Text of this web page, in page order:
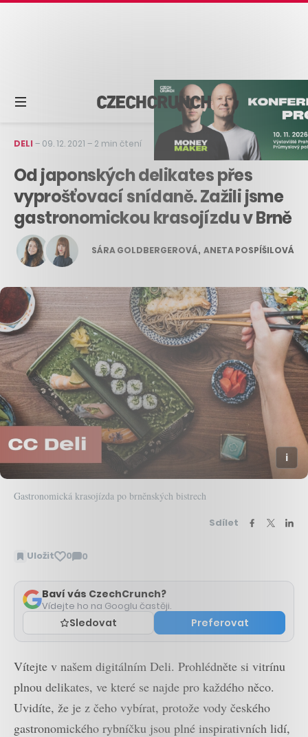
DELI – 09. 12. 2021 – 2 min čtení
Od japonských delikates přes
vyprošťovací snídaně. Zažili jsme
gastronomickou krasojízdu v Brně
SÁRA GOLDBERGEROVÁ, ANETA POSPÍŠILOVÁ
Gastronomická krasojízda po brněnských bistrech
Sdílet
Uložit 0 0
Zobrazit
Baví vás CzechCrunch?
Vídejte ho na Googlu častěji.
Sledovat Preferovat
Vítejte v našem digitálním Deli. Prohlédněte si vitrínu
plnou delikates, ve které se najde pro každého něco.
Uvidíte, že je z čeho vybírat, protože vody českého
gastronomického rybníčku jsou plné inspirativních lidí,